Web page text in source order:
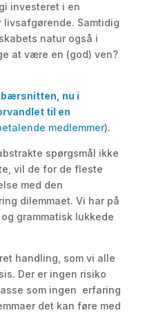
investeret i en
Samtidig
natur også i
at være en (god) ven?
nu i
til en
medlemmer).
spørgsmål ikke
vil de for de fleste
med den
dilemmaet. Vi har på
grammatisk lukkede
handling, som vi alle
Der er ingen risiko
som ingen erfaring
det kan føre med